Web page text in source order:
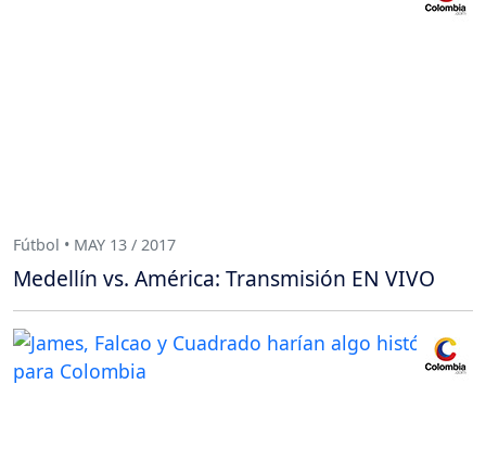
Fútbol • MAY 13 / 2017
Medellín vs. América: Transmisión EN VIVO